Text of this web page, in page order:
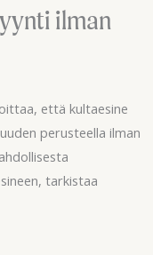
ilman
että kultaesine
perusteella ilman
tarkistaa